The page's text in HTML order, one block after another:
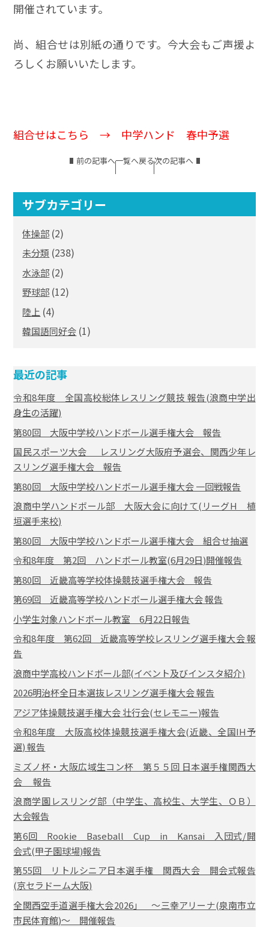
開催されています。
尚、組合せは別紙の通りです。今大会もご声援よ
ろしくお願いいたします。
組合せはこちら → 中学ハンド 春中予選
前の記事へ一覧へ戻る次の記事へ
サブカテゴリー
体操部 (2)
未分類 (238)
水泳部 (2)
野球部 (12)
陸上 (4)
韓国語同好会 (1)
最近の記事
令和8年度 全国高校総体レスリング競技 報告(浪商中学出
身生の活躍)
第80回 大阪中学校ハンドボール選手権大会 報告
国民スポーツ大会 レスリング大阪府予選会、関西少年レ
スリング選手権大会 報告
第80回 大阪中学校ハンドボール選手権大会 一回戦報告
浪商中学ハンドボール部 大阪大会に向けて(リーグH 植
垣選手来校)
第80回 大阪中学校ハンドボール選手権大会 組合せ抽選
令和8年度 第2回 ハンドボール教室(6月29日)開催報告
第80回 近畿高等学校体操競技選手権大会 報告
第69回 近畿高等学校ハンドボール選手権大会 報告
小学生対象ハンドボール教室 6月22日報告
令和8年度 第62回 近畿高等学校レスリング選手権大会 報
告
浪商中学高校ハンドボール部(イベント及びインスタ紹介)
2026明治杯全日本選抜レスリング選手権大会 報告
アジア体操競技選手権大会 壮行会(セレモニー)報告
令和8年度 大阪高校体操競技選手権大会(近畿、全国IH予
選) 報告
ミズノ杯・大阪広域生コン杯 第５５回 日本選手権関西大
会 報告
浪商学園レスリング部（中学生、高校生、大学生、ＯＢ）
大会報告
第6回 Rookie Baseball Cup in Kansai 入団式/開
会式(甲子園球場)報告
第55回 リトルシニア日本選手権 関西大会 開会式報告
(京セラドーム大阪)
全関西空手道選手権大会2026」 ～三幸アリーナ(泉南市立
市民体育館)～ 開催報告